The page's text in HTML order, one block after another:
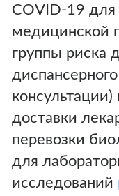
COVID-19 для
медицинской
группы риска
доставки
перевозки
для
исследований